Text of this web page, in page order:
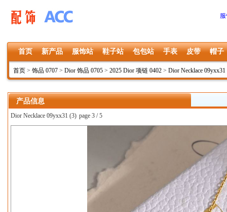
首页 新产品 服饰站 鞋子站 包包站 手表 皮带 帽子
首页 > 饰品 0707 > Dior 饰品 0705 > 2025 Dior 项链 0402 > Dior Necklace 09yxx31
产品信息
Dior Necklace 09yxx31 (3) page 3 / 5